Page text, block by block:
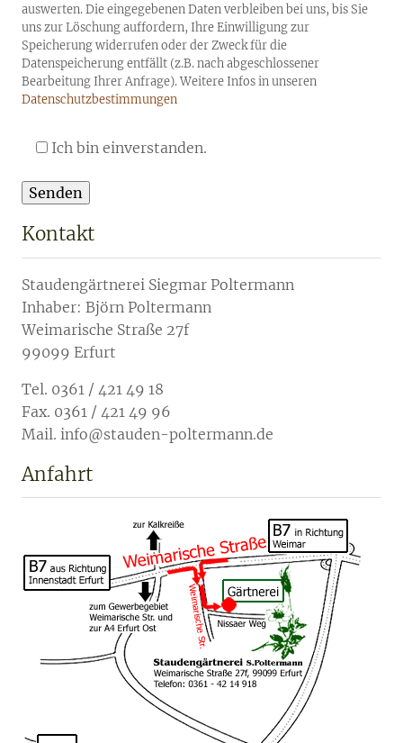
auswerten. Die eingegebenen Daten verbleiben bei uns, bis Sie
uns zur Löschung auffordern, Ihre Einwilligung zur
Speicherung widerrufen oder der Zweck für die
Datenspeicherung entfällt (z.B. nach abgeschlossener
Bearbeitung Ihrer Anfrage). Weitere Infos in unseren
Datenschutzbestimmungen
Ich bin einverstanden.
Kontakt
Staudengärtnerei Siegmar Poltermann
Inhaber: Björn Poltermann
Weimarische Straße 27f
99099 Erfurt
Tel. 0361 / 421 49 18
Fax. 0361 / 421 49 96
Mail. info@stauden-poltermann.de
Anfahrt